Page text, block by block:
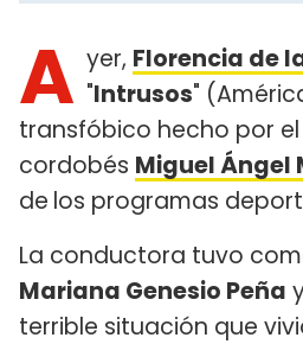
A yer, Florencia de
"Intrusos"
transfóbico hecho por
cordobés Miguel Ángel
de los programas
La conductora tuvo
Mariana Genesio Peña
terrible situación que